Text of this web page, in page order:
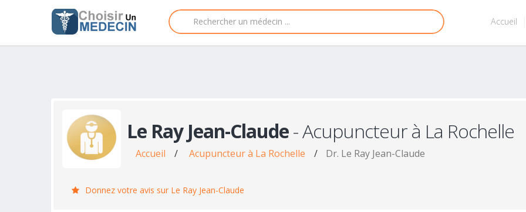
Accueil
Le Ray Jean-Claude- Acupuncteur à La Rochelle
Accueil / Acupuncteur à La Rochelle / Dr. Le Ray Jean-Claude
Donnez votre avis sur Le Ray Jean-Claude